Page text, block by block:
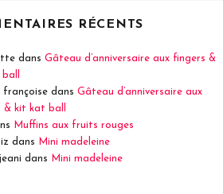
RÉCENTS
dansGâteau d’anniversaire aux fingers &
françoise dansGâteau d’anniversaire aux
& kit kat ball
Muffins aux fruits rouges
dans
Mini madeleine
dans Mini madeleine